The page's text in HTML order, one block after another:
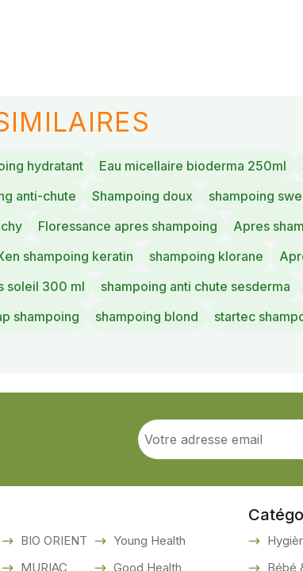
hydratant Eau micellaire bioderma 250ml
anti-chute Shampoing doux shampoing
Floressance apres shampoing
Apres
shampoing keratin shampoing klorane
soleil 300 ml shampoing anti chute sesderma
shampoing shampoing blond
startec
BIO ORIENT
MURIAC
Young Health
Good Health
Bébé